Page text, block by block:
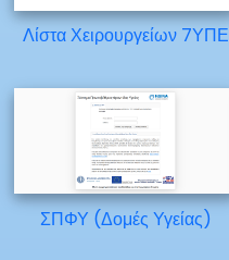
Λίστα Χειρουργείων 7ΥΠΕ
ΣΠΦΥ (Δομές Υγείας)